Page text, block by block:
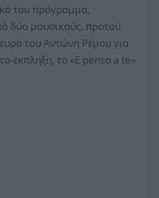
του πρόγραμμα,
δύο μουσικούς, προτού
του Αντώνη Ρέμου για
έκπληξη, το «E penso a te»